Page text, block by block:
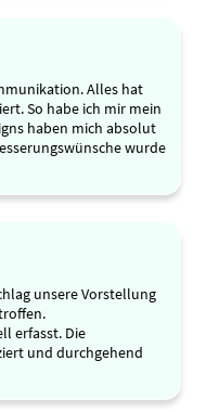
Alles hat
So habe ich mir mein
haben mich absolut
wurde
unsere Vorstellung
erfasst. Die
und durchgehend